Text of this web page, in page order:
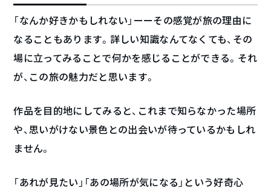
「なんか好きかもしれない」ーーその感覚が旅の理由に
なることもあります。詳しい知識なんてなくても、その
場に立ってみることで何かを感じることができる。それ
が、この旅の魅力だと思います。
作品を目的地にしてみると、これまで知らなかった場所
や、思いがけない景色との出会いが待っているかもしれ
ません。
「あれが見たい」「あの場所が気になる」という好奇心